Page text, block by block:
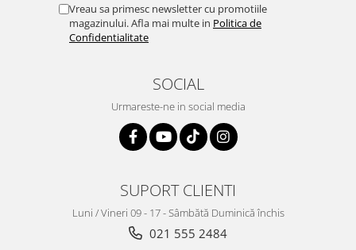
Vreau sa primesc newsletter cu promotiile
magazinului. Afla mai multe in Politica de
Confidentialitate
SOCIAL
Urmareste-ne in social media
SUPORT CLIENTI
Luni / Vineri 09 - 17 - Sâmbătă Duminică închis
021 555 2484